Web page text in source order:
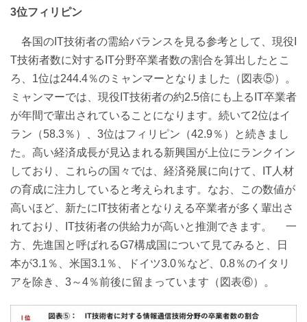
3位フィリピン
各国のIT技術者の需給バランスを見る参考として、現役I
T技術者数に対するIT分野卒業者数の割合を算出したとこ
ろ、1位は244.4％のミャンマーとなりました（図表⑤）。
ミャンマーでは、現役IT技術者の約2.5倍にも上るIT卒業者
が年間で輩出されていることになります。続いて2位はイ
ラン（58.3％）、3位はフィリピン（42.9％）と続きまし
た。高い経済成長が見込まれる新興国が上位にランクイン
しており、これらの国々では、経済発展に向けて、IT人材
の育成に注力していると考えられます。なお、この数値が
高いほど、新たにIT技術者となりえる卒業者が多く輩出さ
れており、IT技術者の供給力が高いと推測できます。 一
方、先進国と呼ばれるG7構成国について見てみると、日
本が3.1％、米国3.1％、ドイツ3.0％など、0.8％のイタリ
アを除き、3～4％前後に留まっています（図表⑥）。